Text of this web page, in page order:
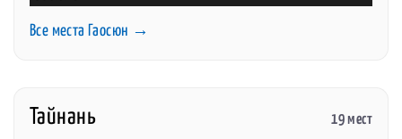
Все места Гаосюн →
Тайнань 19 мест